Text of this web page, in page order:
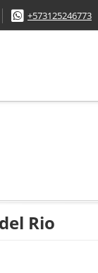
+573125246773
Rio